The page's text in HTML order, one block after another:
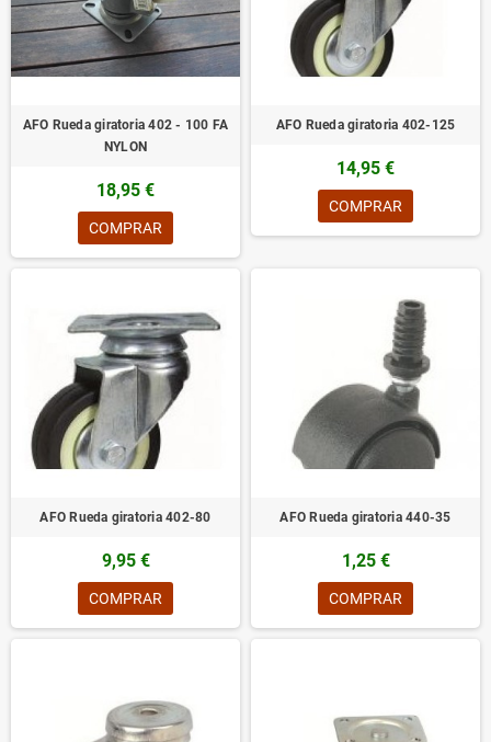
AFO Rueda giratoria 402 - 100 FA
NYLON
18,95 €
COMPRAR
AFO Rueda giratoria 402-125
14,95 €
COMPRAR
AFO Rueda giratoria 402-80
9,95 €
COMPRAR
AFO Rueda giratoria 440-35
1,25 €
COMPRAR